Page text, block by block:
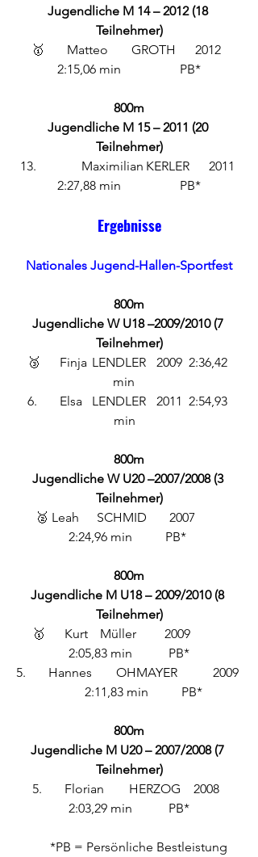
Jugendliche M 14 – 2012 (18
Teilnehmer)
🥇	 Matteo	 GROTH      2012
2:15,06 min 		PB*
800m
Jugendliche M 15 – 2011 (20
Teilnehmer)
13.		Maximilian	KERLER      2011
2:27,88 min 		PB*
Ergebnisse
Nationales Jugend-Hallen-Sportfest
800m
Jugendliche W U18 –2009/2010 (7
Teilnehmer)
🥉	Finja	LENDLER	2009	2:36,42
6.	Elsa 	LENDLER 	2011 	2:54,93
min
800m
Jugendliche W U20 –2007/2008 (3
Teilnehmer)
🥈 Leah 	SCHMID       2007
2:24,96 min   	PB*
800m
Jugendliche M U18 – 2009/2010 (8
Teilnehmer)
🥇 	Kurt	 Müller	 2009
2:05,83 min	 PB*
5. 	Hannes	 OHMAYER	 2009
	2:11,83 min 	PB*
800m
Jugendliche M U20 – 2007/2008 (7
Teilnehmer)
5. 	Florian 	HERZOG 	2008
2:03,29 min	 PB*
*PB = Persönliche Bestleistung